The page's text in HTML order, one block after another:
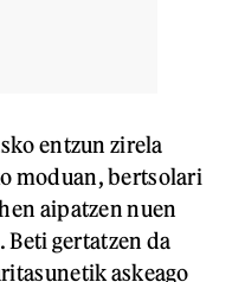
entzun zirela
moduan, bertsolari
aipatzen nuen
gertatzen da
askeago